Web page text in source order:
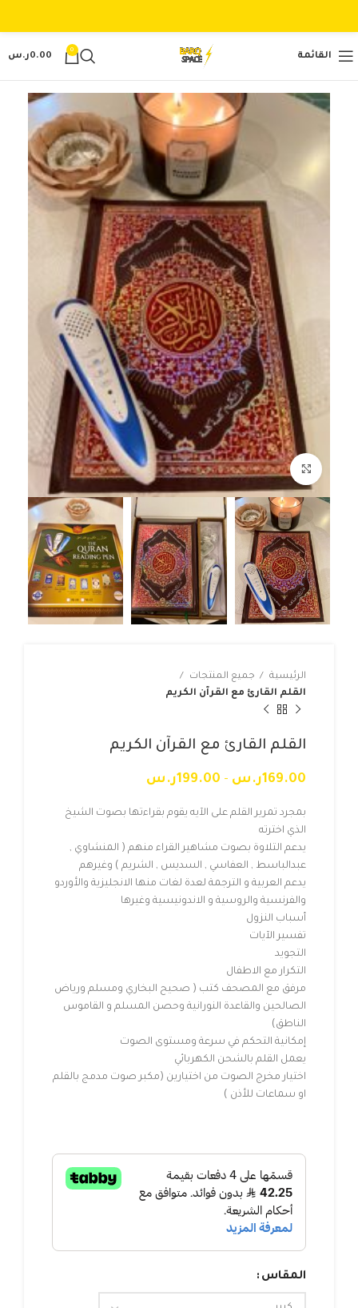
القائمة
0
0.00ر.س
Click to enlarge
الرئيسية
جميع المنتجات
القلم القارئ مع القرآن الكريم
القلم القارئ مع القرآن الكريم
169.00ر.س –
199.00ر.س
بمجرد تمرير القلم على الآيه يقوم بقراءتها بصوت الشيخ
الذي اخترته
يدعم التلاوة بصوت مشاهير القراء منهم ( المنشاوي ,
عبدالباسط , العفاسي , السديس , الشريم ) وغيرهم
يدعم العربية و الترجمة لعدة لغات منها الانجليزية والأوردو
والفرنسية والروسية و الاندونيسية وغيرها
أسباب النزول
تفسير الآيات
التجويد
التكرار مع الاطفال
مرفق مع المصحف كتب ( صحيح البخاري ومسلم ورياض
الصالحين والقاعدة النورانية وحصن المسلم و القاموس
الناطق)
إمكانية التحكم في سرعة ومستوى الصوت
يعمل القلم بالشحن الكهربائي
اختيار مخرج الصوت من اختيارين (مكبر صوت مدمج بالقلم
او سماعات للأذن )
المقاس